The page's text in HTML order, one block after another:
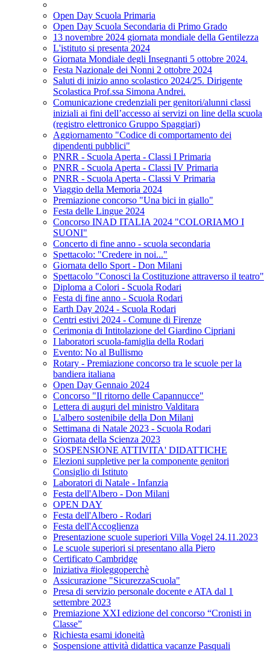
Open Day Scuola Primaria
Open Day Scuola Secondaria di Primo Grado
13 novembre 2024 giornata mondiale della Gentilezza
L'istituto si presenta 2024
Giornata Mondiale degli Insegnanti 5 ottobre 2024.
Festa Nazionale dei Nonni 2 ottobre 2024
Saluti di inizio anno scolastico 2024/25. Dirigente
Scolastica Prof.ssa Simona Andrei.
Comunicazione credenziali per genitori/alunni classi
iniziali ai fini dell’accesso ai servizi on line della scuola
(registro elettronico Gruppo Spaggiari)
Aggiornamento "Codice di comportamento dei
dipendenti pubblici"
PNRR - Scuola Aperta - Classi I Primaria
PNRR - Scuola Aperta - Classi IV Primaria
PNRR - Scuola Aperta - Classi V Primaria
Viaggio della Memoria 2024
Premiazione concorso "Una bici in giallo"
Festa delle Lingue 2024
Concorso INAD ITALIA 2024 "COLORIAMO I
SUONI"
Concerto di fine anno - scuola secondaria
Spettacolo: "Credere in noi..."
Giornata dello Sport - Don Milani
Spettacolo "Conosci la Costituzione attraverso il teatro"
Diploma a Colori - Scuola Rodari
Festa di fine anno - Scuola Rodari
Earth Day 2024 - Scuola Rodari
Centri estivi 2024 - Comune di Firenze
Cerimonia di Intitolazione del Giardino Cipriani
I laboratori scuola-famiglia della Rodari
Evento: No al Bullismo
Rotary - Premiazione concorso tra le scuole per la
bandiera italiana
Open Day Gennaio 2024
Concorso "Il ritorno delle Capannucce"
Lettera di auguri del ministro Valditara
L'albero sostenibile della Don Milani
Settimana di Natale 2023 - Scuola Rodari
Giornata della Scienza 2023
SOSPENSIONE ATTIVITA' DIDATTICHE
Elezioni suppletive per la componente genitori
Consiglio di Istituto
Laboratori di Natale - Infanzia
Festa dell'Albero - Don Milani
OPEN DAY
Festa dell'Albero - Rodari
Festa dell'Accoglienza
Presentazione scuole superiori Villa Vogel 24.11.2023
Le scuole superiori si presentano alla Piero
Certificato Cambridge
Iniziativa #ioleggoperchè
Assicurazione "SicurezzaScuola"
Presa di servizio personale docente e ATA dal 1
settembre 2023
Premiazione XXI edizione del concorso “Cronisti in
Classe”
Richiesta esami idoneità
Sospensione attività didattica vacanze Pasquali